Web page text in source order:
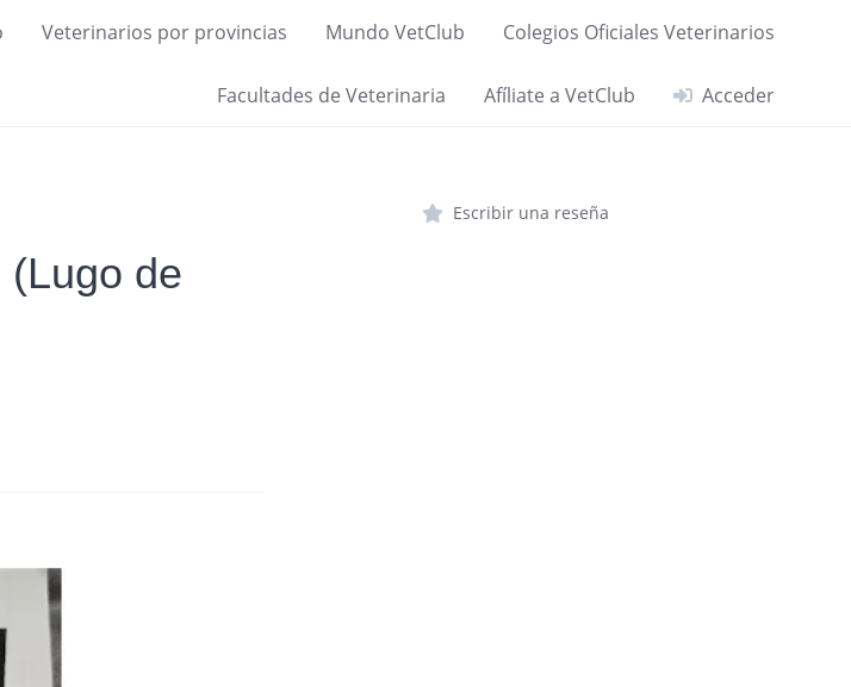
Veterinarios por provincias Mundo VetClub Colegios Oficiales Veterinarios
Facultades de Veterinaria Afíliate a VetClub Acceder
(Lugo de
Escribir una reseña